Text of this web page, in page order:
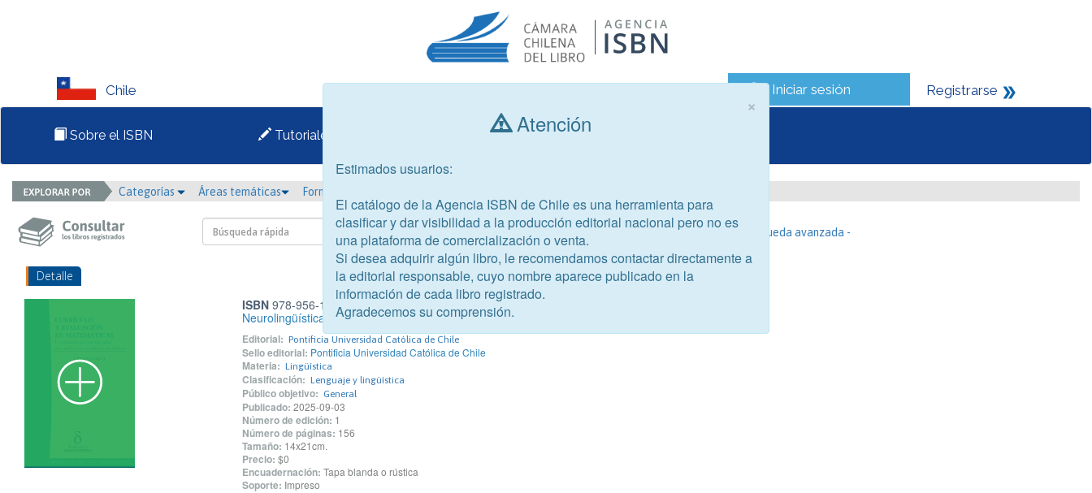
Chile Iniciar sesión Registrarse
Sobre el ISBN Tutoriales Consultar libros
Categorías Áreas temáticas Formato
- Búsqueda avanzada -
Detalle
ISBN978-956-14-3470-7
Neurolingüística
Editorial: Pontificia Universidad Católica de Chile
Sello editorial: Pontificia Universidad Católica de Chile
Materia: Lingüística
Clasificación: Lenguaje y lingüística
Público objetivo: General
Publicado: 2025-09-03
Número de edición: 1
Número de páginas: 156
Tamaño: 14x21cm.
Precio: $0
Encuadernación: Tapa blanda o rústica
Soporte: Impreso
×
Atención
Estimados usuarios:
El catálogo de la Agencia ISBN de Chile es una herramienta para
clasificar y dar visibilidad a la producción editorial nacional pero no es
una plataforma de comercialización o venta.
Si desea adquirir algún libro, le recomendamos contactar directamente a
la editorial responsable, cuyo nombre aparece publicado en la
información de cada libro registrado.
Agradecemos su comprensión.